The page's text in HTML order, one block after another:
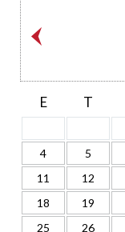
E T
4
5
11
12
18
19
25
26